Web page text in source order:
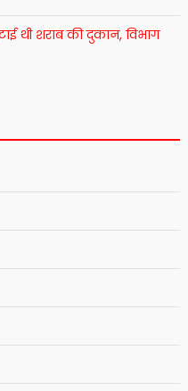
थी शराब की दुकान, विभाग